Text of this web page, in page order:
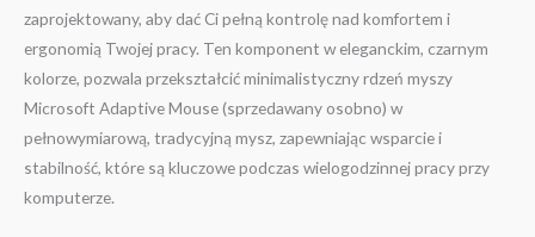
zaprojektowany, aby dać Ci pełną kontrolę nad komfortem i
ergonomią Twojej pracy. Ten komponent w eleganckim, czarnym
kolorze, pozwala przekształcić minimalistyczny rdzeń myszy
Microsoft Adaptive Mouse (sprzedawany osobno) w
pełnowymiarową, tradycyjną mysz, zapewniając wsparcie i
stabilność, które są kluczowe podczas wielogodzinnej pracy przy
komputerze.